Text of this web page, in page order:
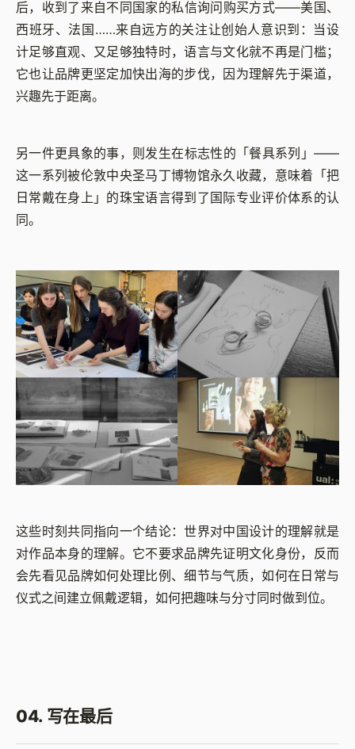
后，收到了来自不同国家的私信询问购买方式——美国、
西班牙、法国……来自远方的关注让创始人意识到：当设
计足够直观、又足够独特时，语言与文化就不再是门槛；
它也让品牌更坚定加快出海的步伐，因为理解先于渠道，
兴趣先于距离。
另一件更具象的事，则发生在标志性的「餐具系列」——
这一系列被伦敦中央圣马丁博物馆永久收藏，意味着「把
日常戴在身上」的珠宝语言得到了国际专业评价体系的认
同。
这些时刻共同指向一个结论：世界对中国设计的理解就是
对作品本身的理解。它不要求品牌先证明文化身份，反而
会先看见品牌如何处理比例、细节与气质，如何在日常与
仪式之间建立佩戴逻辑，如何把趣味与分寸同时做到位。
04. 写在最后